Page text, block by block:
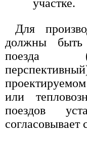
участке.
Для
должны быть
поезда
или
поездов